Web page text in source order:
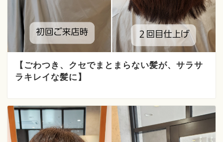
【ごわつき、クセでまとまらない髪が、サラサ
ラキレイな髪に】